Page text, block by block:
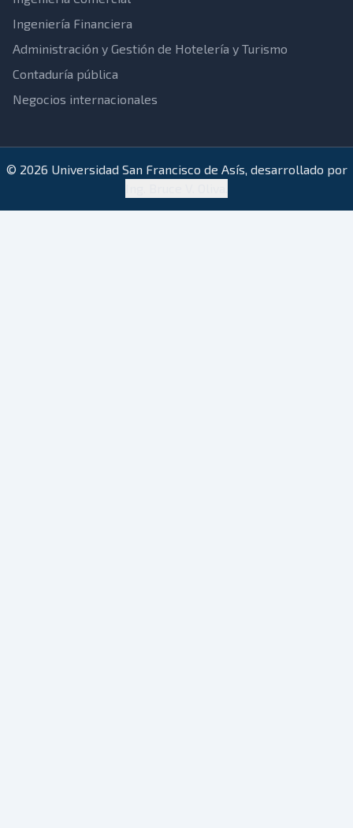
Ingeniería Financiera
Administración y Gestión de Hotelería y Turismo
Contaduría pública
Negocios internacionales
© 2026 Universidad San Francisco de Asís, desarrollado por